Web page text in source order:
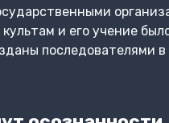
и его учение
последователями